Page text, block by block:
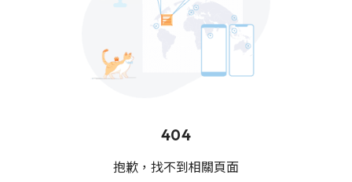
404
抱歉，找不到相關頁面